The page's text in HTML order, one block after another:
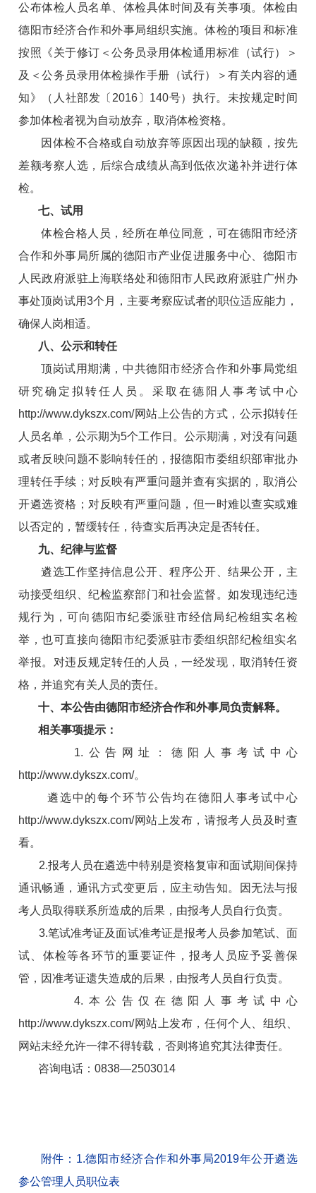
公布体检人员名单、体检具体时间及有关事项。体检由
德阳市经济合作和外事局组织实施。体检的项目和标准
按照《关于修订＜公务员录用体检通用标准（试行）＞
及＜公务员录用体检操作手册（试行）＞有关内容的通
知》（人社部发〔2016〕140号）执行。未按规定时间
参加体检者视为自动放弃，取消体检资格。
因体检不合格或自动放弃等原因出现的缺额，按先
差额考察人选，后综合成绩从高到低依次递补并进行体
检。
七、试用
体检合格人员，经所在单位同意，可在德阳市经济
合作和外事局所属的德阳市产业促进服务中心、德阳市
人民政府派驻上海联络处和德阳市人民政府派驻广州办
事处顶岗试用3个月，主要考察应试者的职位适应能力，
确保人岗相适。
八、公示和转任
顶岗试用期满，中共德阳市经济合作和外事局党组
研究确定拟转任人员。采取在德阳人事考试中心
http://www.dykszx.com/网站上公告的方式，公示拟转任
人员名单，公示期为5个工作日。公示期满，对没有问题
或者反映问题不影响转任的，报德阳市委组织部审批办
理转任手续；对反映有严重问题并查有实据的，取消公
开遴选资格；对反映有严重问题，但一时难以查实或难
以否定的，暂缓转任，待查实后再决定是否转任。
九、纪律与监督
遴选工作坚持信息公开、程序公开、结果公开，主
动接受组织、纪检监察部门和社会监督。如发现违纪违
规行为，可向德阳市纪委派驻市经信局纪检组实名检
举，也可直接向德阳市纪委派驻市委组织部纪检组实名
举报。对违反规定转任的人员，一经发现，取消转任资
格，并追究有关人员的责任。
十、本公告由德阳市经济合作和外事局负责解释。
相关事项提示：
1.公告网址：德阳人事考试中心
http://www.dykszx.com/。
遴选中的每个环节公告均在德阳人事考试中心
http://www.dykszx.com/网站上发布，请报考人员及时查
看。
2.报考人员在遴选中特别是资格复审和面试期间保持
通讯畅通，通讯方式变更后，应主动告知。因无法与报
考人员取得联系所造成的后果，由报考人员自行负责。
3.笔试准考证及面试准考证是报考人员参加笔试、面
试、体检等各环节的重要证件，报考人员应予妥善保
管，因准考证遗失造成的后果，由报考人员自行负责。
4.本公告仅在德阳人事考试中心
http://www.dykszx.com/网站上发布，任何个人、组织、
网站未经允许一律不得转载，否则将追究其法律责任。
咨询电话：0838—2503014
附件：1.德阳市经济合作和外事局2019年公开遴选
参公管理人员职位表